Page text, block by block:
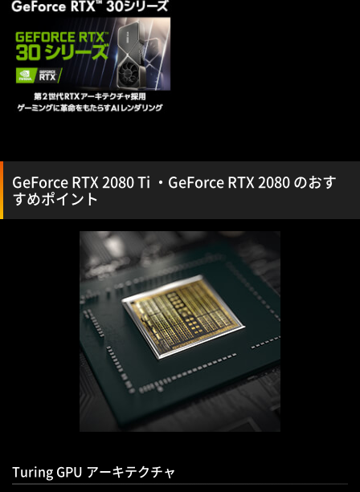
GeForce RTX 2080 Ti ・GeForce RTX 2080 のおす
すめポイント
Turing GPU アーキテクチャ